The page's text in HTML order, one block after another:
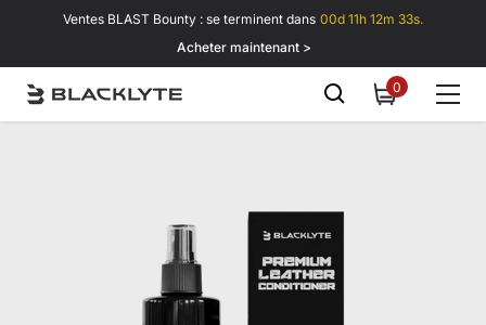
Passer au contenu
Ventes BLAST Bounty : se terminent dans 00d 11h 12m 32s.
Acheter maintenant >
00